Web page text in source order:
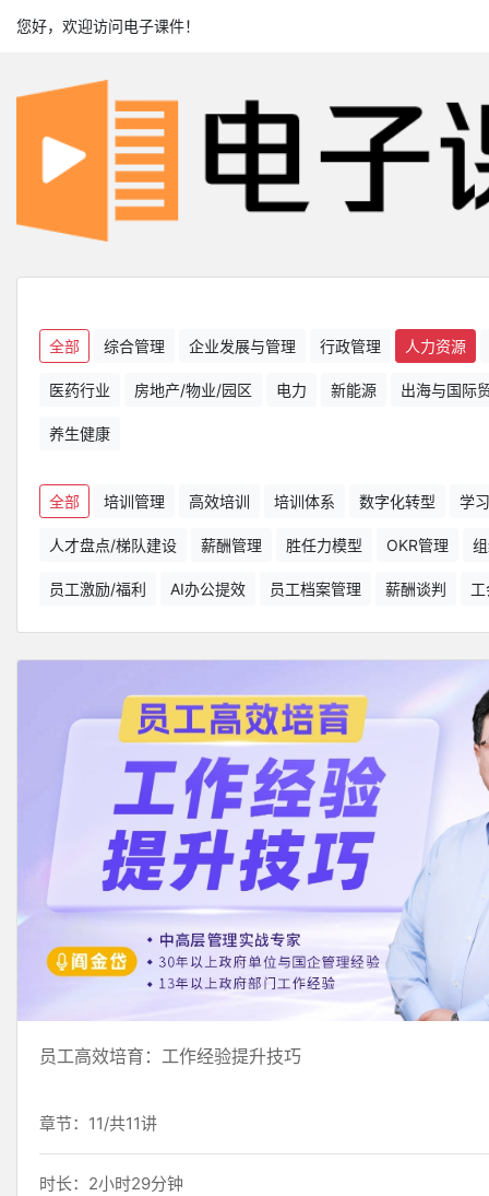
您好，欢迎访问电子课件！
全部 综合管理 企业发展与管理 行政管理 人力资源
医药行业 房地产/物业/园区 电力 新能源 出海与国际
养生健康
全部 培训管理 高效培训 培训体系 数字化转型 学
人才盘点/梯队建设 薪酬管理 胜任力模型 OKR管理
员工激励/福利 AI办公提效 员工档案管理 薪酬谈判
员工高效培育：工作经验提升技巧
章节：11/共11讲
时长：2小时29分钟